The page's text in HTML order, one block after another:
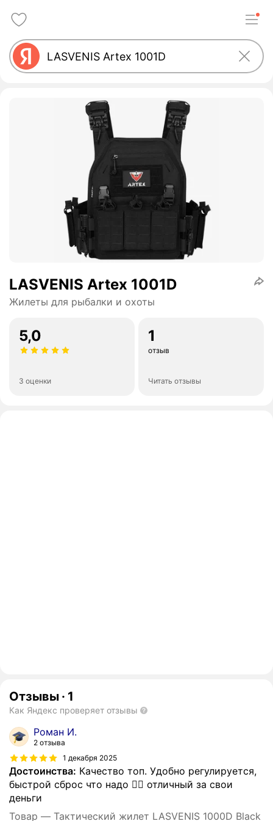
LASVENIS Artex 1001D
Жилеты для рыбалки и охоты
5,0
3 оценки
1
отзыв
Читать отзывы
Отзывы · 1
Как Яндекс проверяет отзывы
Роман И.
2 отзыва
1 декабря 2025
Достоинства: Качество топ. Удобно регулируется,
быстрой сброс что надо 👍🏻 отличный за свои
деньги
Товар — Тактический жилет LASVENIS 1000D Black